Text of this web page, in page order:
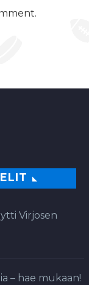
Virjosen
– hae mukaan!